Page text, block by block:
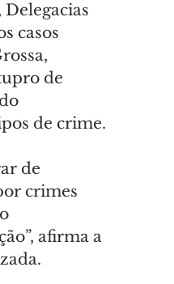
casos
de
de crime.
de
crimes
afirma a